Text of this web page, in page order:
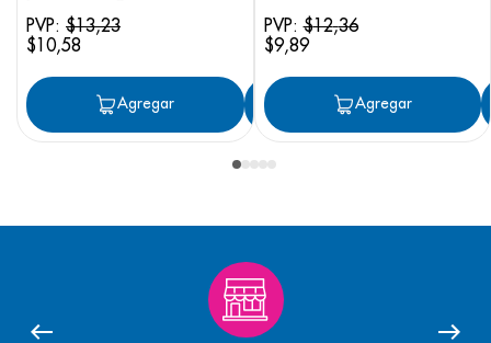
PVP: $13,23
$10,58
Agregar Agregar
PVP:$12,36
$9,89
Agregar